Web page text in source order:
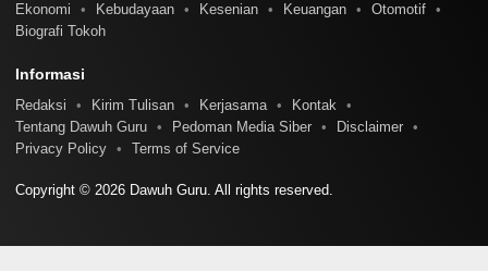
Ekonomi
Kebudayaan Kesenian Keuangan
Otomotif
Biografi Tokoh
Informasi
Redaksi Kirim Tulisan Kerjasama
Kontak
Tentang Dawuh Guru
Pedoman Media Siber
Disclaimer
Privacy Policy
Terms of Service
Copyright © 2026 Dawuh Guru. All rights reserved.